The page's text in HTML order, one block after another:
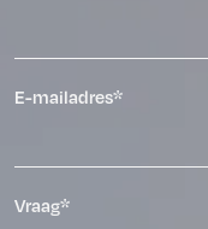
E-mailadres*
Vraag*